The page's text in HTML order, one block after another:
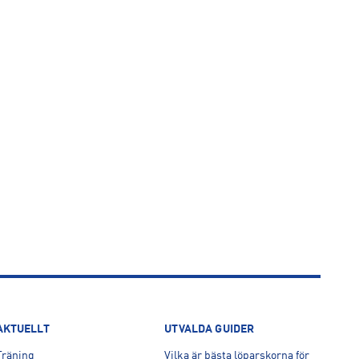
UTVALDA GUIDER
Vilka är bästa löparskorna för